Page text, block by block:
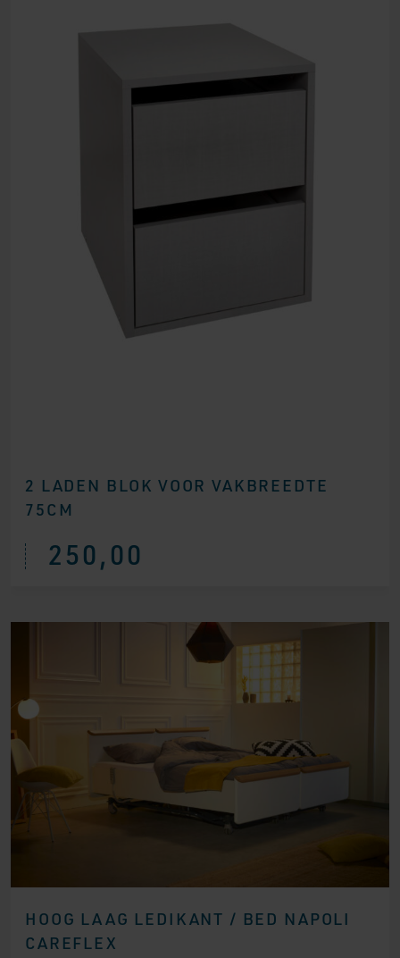
2 LADEN BLOK VOOR VAKBREEDTE
75CM
250,00
HOOG LAAG LEDIKANT / BED NAPOLI
CAREFLEX